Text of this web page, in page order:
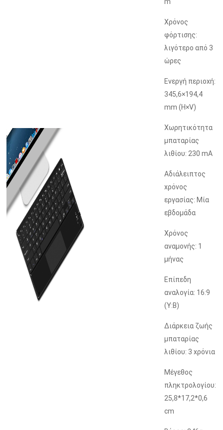
Χρόνος
φόρτισης:
λιγότερο από 3
ώρες
Ενεργή περιοχή:
345,6×194,4
mm (H×V)
Χωρητικότητα
μπαταρίας
λιθίου: 230 mA
Αδιάλειπτος
χρόνος
εργασίας: Μία
εβδομάδα
Χρόνος
αναμονής: 1
μήνας
Επίπεδη
αναλογία: 16:9
(Υ:Β)
Διάρκεια ζωής
μπαταρίας
λιθίου: 3 χρόνια
Μέγεθος
πληκτρολογίου:
25,8*17,2*0,6
cm